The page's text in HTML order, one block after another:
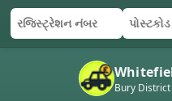
ફોર્મ
Bury District